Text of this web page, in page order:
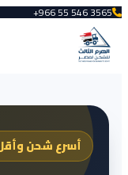
+966 55 546 3565
أسرع شحن